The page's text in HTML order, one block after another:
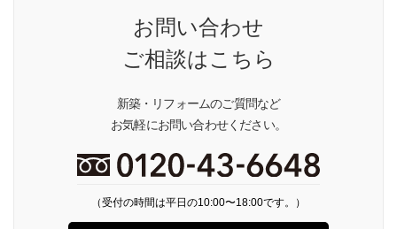
お問い合わせ
ご相談はこちら
新築・リフォームのご質問など
お気軽にお問い合わせください。
（受付の時間は平日の10:00〜18:00です。）